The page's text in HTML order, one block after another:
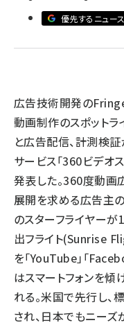
z世代 (1629)
優先するニュー
広告技術開発の
動画制作のスポット
と広告配信、計測検
サービス「360ビデオ
発表した。360度動画
展開を求める広告主
のスターフライヤー
出フライト(Sunrise
を「YouTube」「
はスマートフォンを
れる。米国で先行し
され、日本でもニーズ